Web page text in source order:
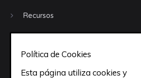
Recursos
todo
Política de Cookies
Esta página utiliza cookies y